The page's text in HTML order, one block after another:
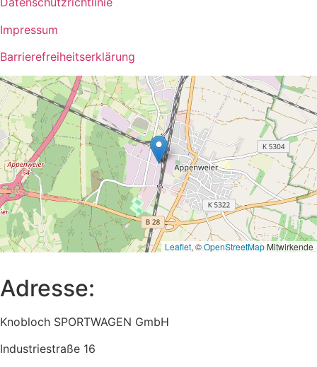
Impressum
Barrierefreiheitserklärung
Leaflet, ©OpenStreetMapMitwirkende
Adresse:
Knobloch SPORTWAGEN GmbH
Industriestraße 16